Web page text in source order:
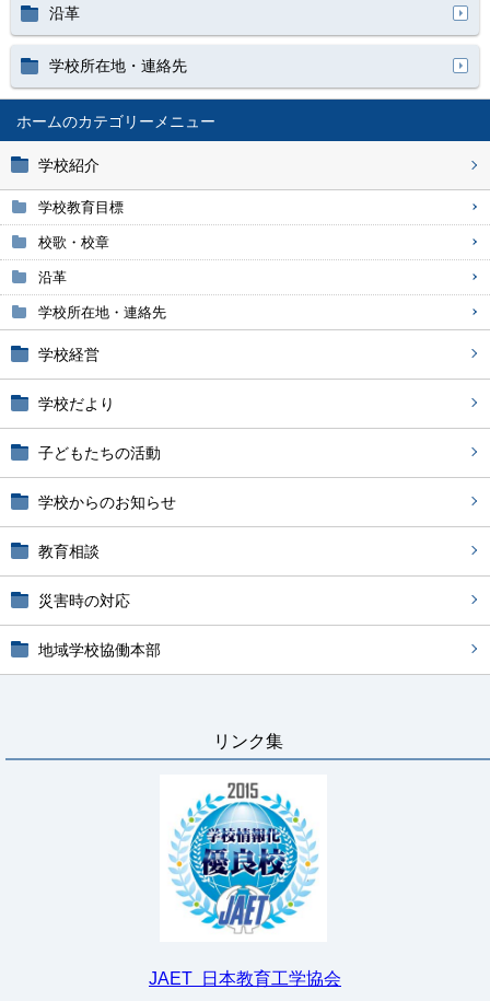
ホーム
学校紹介
学校教育目標
校歌・校章
沿革
学校所在地・連絡先
学校経営
学校だより
子どもたちの活動
学校からのお知らせ
教育相談
災害時の対応
地域学校協働本部
リンク集
JAET 日本教育工学協会
沿革
学校所在地・連絡先